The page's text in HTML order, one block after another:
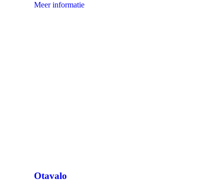
Meer informatie
Otavalo